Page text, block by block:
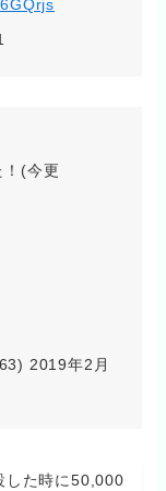
！(今更
2019年2月
した時に50,000